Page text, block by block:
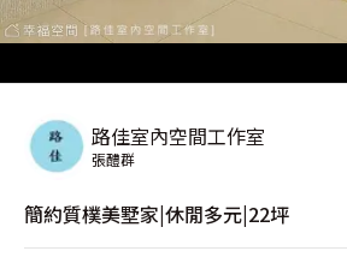
路佳室內空間工作室
張醴群
簡約質樸美墅家|休閒多元|22坪